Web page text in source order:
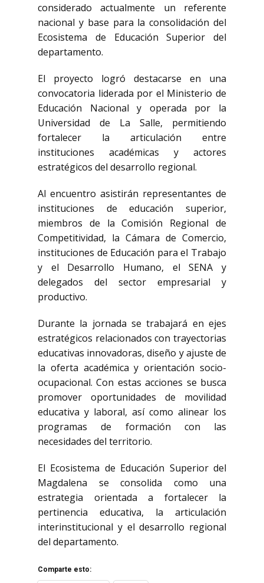
considerado actualmente un referente
nacional y base para la consolidación del
Ecosistema de Educación Superior del
departamento.
El proyecto logró destacarse en una
convocatoria liderada por el Ministerio de
Educación Nacional y operada por la
Universidad de La Salle, permitiendo
fortalecer la articulación entre
instituciones académicas y actores
estratégicos del desarrollo regional.
Al encuentro asistirán representantes de
instituciones de educación superior,
miembros de la Comisión Regional de
Competitividad, la Cámara de Comercio,
instituciones de Educación para el Trabajo
y el Desarrollo Humano, elSENA y
delegados del sector empresarial y
productivo.
Durante la jornada se trabajará en ejes
estratégicos relacionados con trayectorias
educativas innovadoras, diseño y ajuste de
la oferta académica y orientación socio-
ocupacional. Con estas acciones se busca
promover oportunidades de movilidad
educativa y laboral, así como alinear los
programas de formación con las
necesidades del territorio.
El Ecosistema de Educación Superior del
Magdalena se consolida como una
estrategia orientada a fortalecer la
pertinencia educativa, la articulación
interinstitucional y el desarrollo regional
del departamento.
Comparte esto: